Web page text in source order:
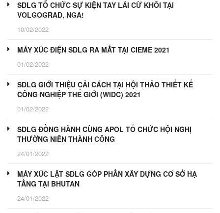
SDLG TỔ CHỨC SỰ KIỆN TAY LÁI CỪ KHÔI TẠI
VOLGOGRAD, NGA!
10/02/2022
MÁY XÚC ĐIỆN SDLG RA MẮT TẠI CIEME 2021
01/02/2022
SDLG GIỚI THIỆU CẢI CÁCH TẠI HỘI THẢO THIẾT KẾ
CÔNG NGHIỆP THẾ GIỚI (WIDC) 2021
01/02/2022
SDLG ĐỒNG HÀNH CÙNG APOL TỔ CHỨC HỘI NGHỊ
THƯỜNG NIÊN THÀNH CÔNG
24/01/2022
MÁY XÚC LẬT SDLG GÓP PHẦN XÂY DỰNG CƠ SỞ HẠ
TẦNG TẠI BHUTAN
24/01/2022